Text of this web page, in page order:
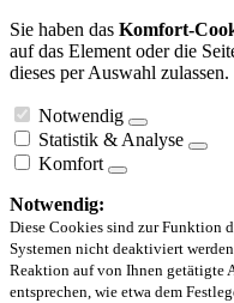
Sie haben das Komfort-
auf das Element oder die
dieses per Auswahl zulassen.
Notwendig
Statistik & Analyse
Komfort
Notwendig:
Diese Cookies sind zur Funktion
Systemen nicht deaktiviert
Reaktion auf von Ihnen getätigte
entsprechen, wie etwa dem